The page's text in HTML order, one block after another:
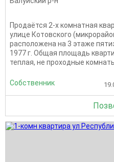
Продаётся 2-х комнатная
улице Котовского
расположена на 3 этаже
1977 г. Общая площадь
теплая, не проходные
Собственник